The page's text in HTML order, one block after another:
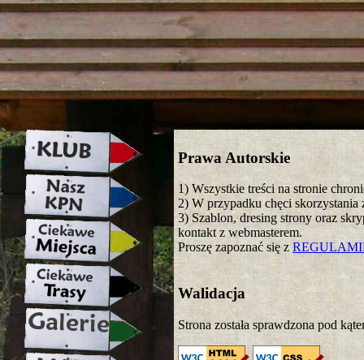
strona w naprawie zapraszamy
Prawa Autorskie
1) Wszystkie treści na stronie
2) W przypadku chęci skorzystania
3) Szablon, dresing strony oraz
kontakt z webmasterem.
Proszę zapoznać się z
Walidacja
Strona została sprawdzona pod